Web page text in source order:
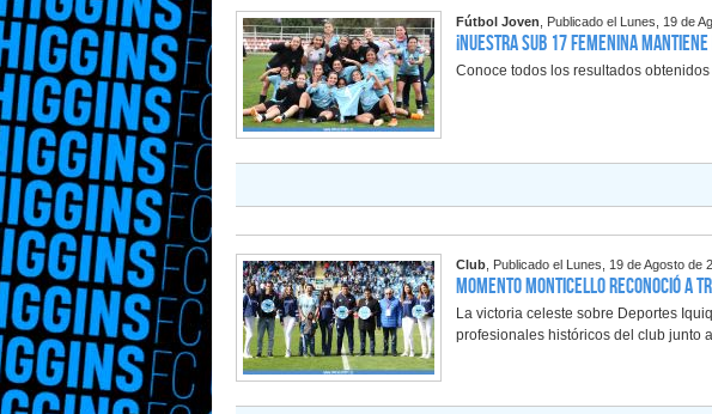
Fútbol Joven , Publicado el Lunes, 19 de
¡Nuestra Sub 17 Femenina
Conoce todos los resultados
Club , Publicado el Lunes, 19 de Agosto de
Momento Monticello reconoció a
La victoria celeste sobre Deportes
profesionales históricos del club junto